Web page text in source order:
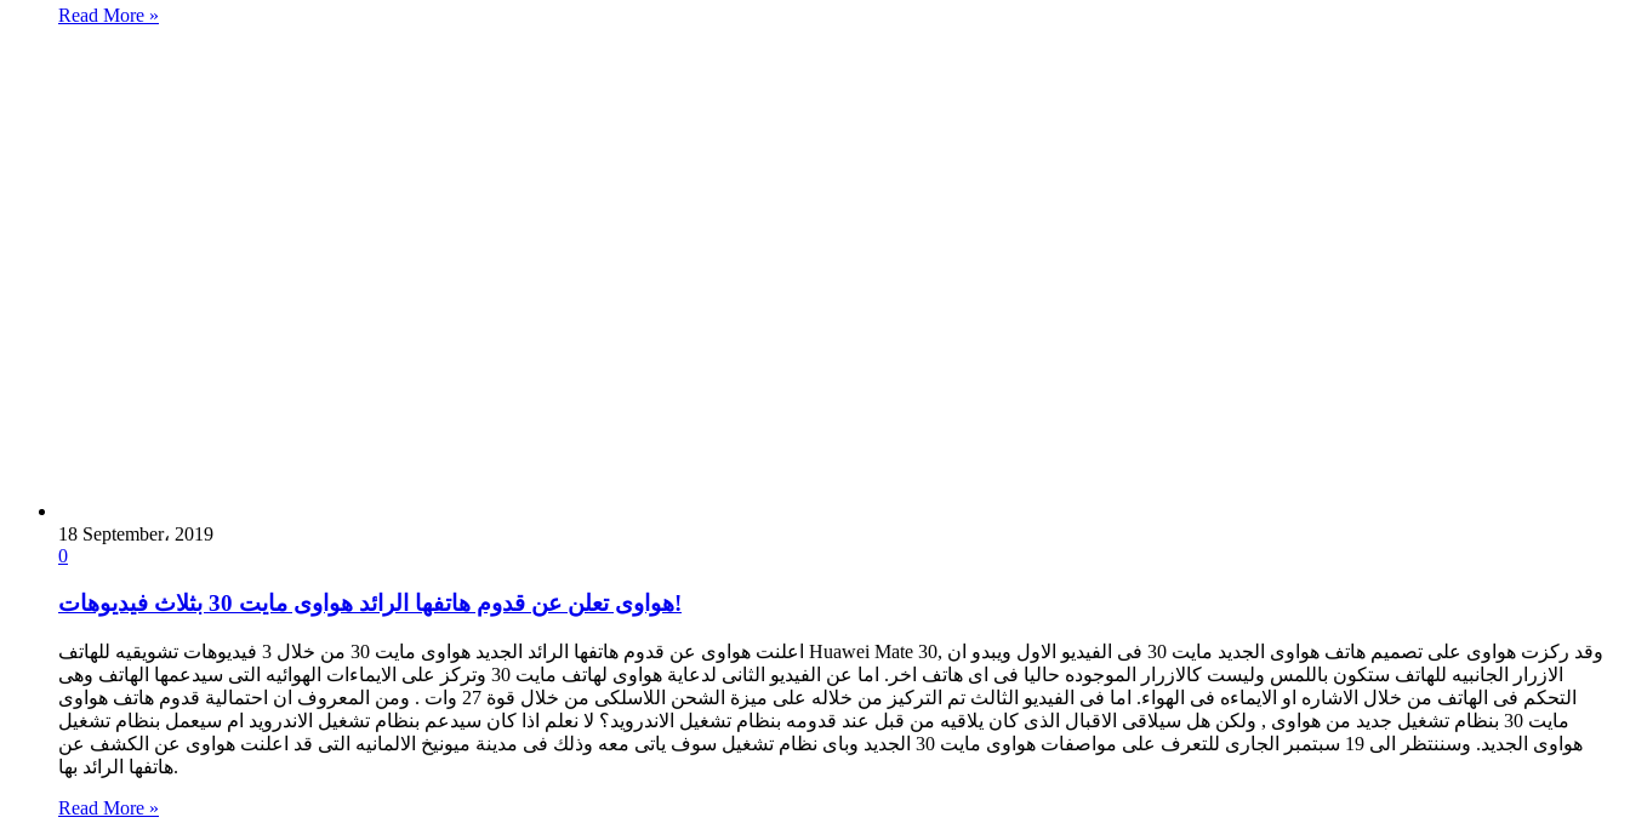
Read More »
18 September، 2019
0
هواوى تعلن عن قدوم هاتفها الرائد هواوى مايت 30 بثلاث فيديوهات!
اعلنت هواوى عن قدوم هاتفها الرائد الجديد هواوى مايت 30 من خلال 3 فيديوهات تشويقيه للهاتف Huawei Mate 30, وقد ركزت هواوى على تصميم هاتف هواوى الجديد مايت 30 فى الفيديو الاول ويبدو ان
الازرار الجانبيه للهاتف ستكون باللمس وليست كالازرار الموجوده حاليا فى اى هاتف اخر. اما عن الفيديو الثانى لدعاية هواوى لهاتف مايت 30 وتركز على الايماءات الهوائيه التى سيدعمها الهاتف وهى
التحكم فى الهاتف من خلال الاشاره او الايماءه فى الهواء. اما فى الفيديو الثالث تم التركيز من خلاله على ميزة الشحن اللاسلكى من خلال قوة 27 وات . ومن المعروف ان احتمالية قدوم هاتف هواوى
مايت 30 بنظام تشغيل جديد من هواوى , ولكن هل سيلاقى الاقبال الذى كان يلاقيه من قبل عند قدومه بنظام تشغيل الاندرويد؟ لا نعلم اذا كان سيدعم بنظام تشغيل الاندرويد ام سيعمل بنظام تشغيل
هواوى الجديد. وسننتظر الى 19 سبتمبر الجارى للتعرف على مواصفات هواوى مايت 30 الجديد وباى نظام تشغيل سوف ياتى معه وذلك فى مدينة ميونيخ الالمانيه التى قد اعلنت هواوى عن الكشف عن
هاتفها الرائد بها.
Read More »